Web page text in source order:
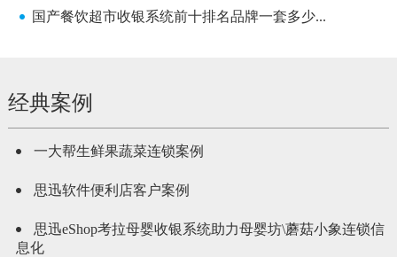
国产餐饮超市收银系统前十排名品牌一套多少...
经典案例
一大帮生鲜果蔬菜连锁案例
思迅软件便利店客户案例
思迅eShop考拉母婴收银系统助力母婴坊\蘑菇小象连锁信
息化